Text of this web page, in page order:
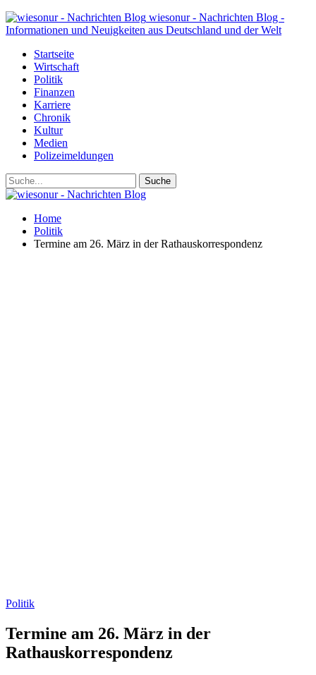
wiesonur - Nachrichten Blog -
Informationen und Neuigkeiten aus Deutschland und der Welt
Startseite
Wirtschaft
Politik
Finanzen
Karriere
Chronik
Kultur
Medien
Polizeimeldungen
Home
Politik
Termine am 26. März in der Rathauskorrespondenz
Politik
Termine am 26. März in der
Rathauskorrespondenz